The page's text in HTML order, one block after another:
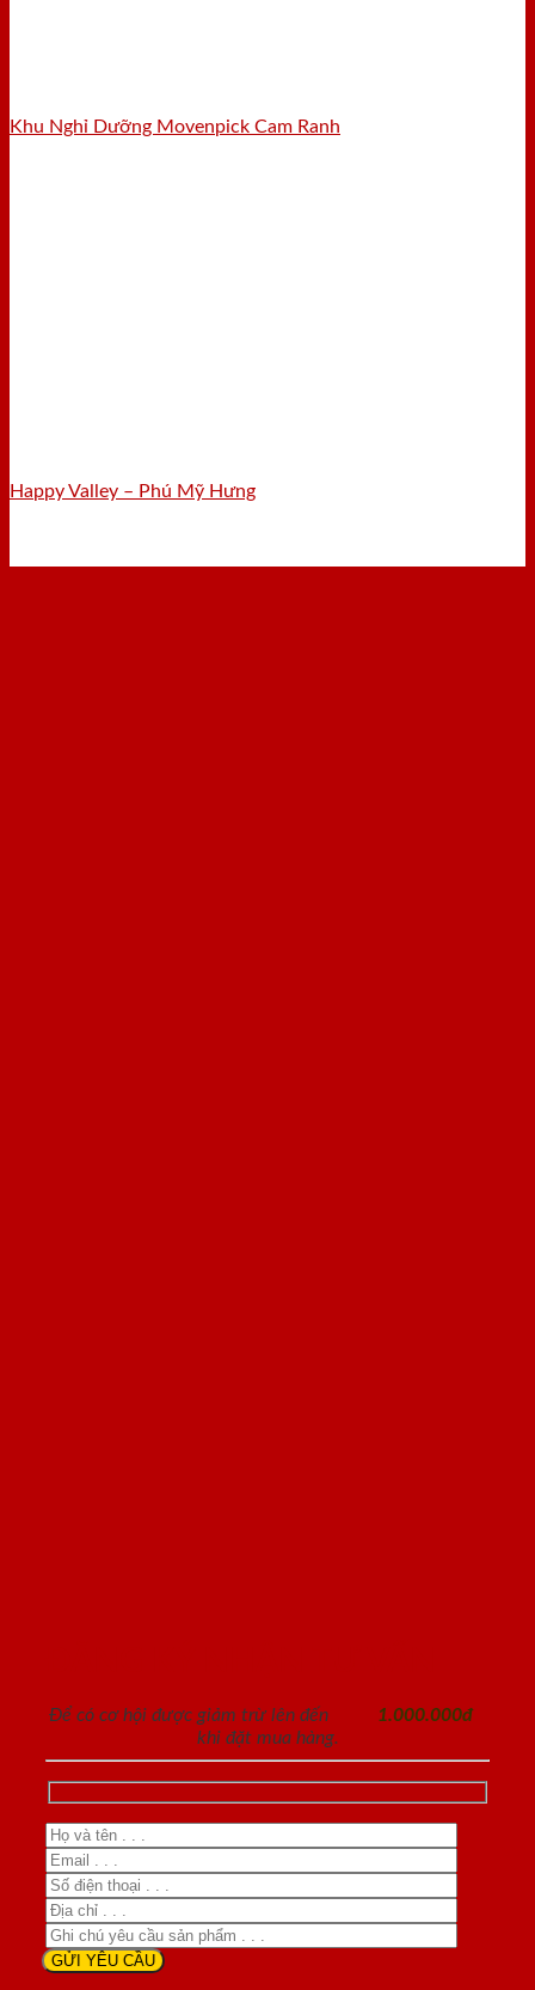
Khu Nghỉ Dưỡng Movenpick Cam Ranh
Happy Valley – Phú Mỹ Hưng
Để có cơ hội được giảm trừ lên đến
1.000.000đ
khi đặt mua hàng.